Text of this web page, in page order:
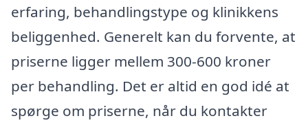
erfaring, behandlingstype og klinikkens
beliggenhed. Generelt kan du forvente, at
priserne ligger mellem 300-600 kroner
per behandling. Det er altid en god idé at
spørge om priserne, når du kontakter